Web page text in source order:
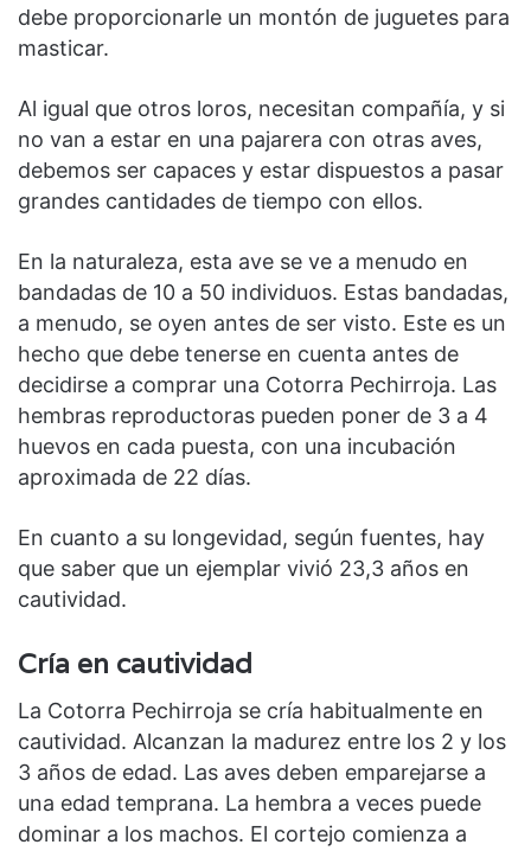
debe proporcionarle un montón de juguetes para
masticar.
Al igual que otros loros, necesitan compañía, y si
no van a estar en una pajarera con otras aves,
debemos ser capaces y estar dispuestos a pasar
grandes cantidades de tiempo con ellos.
En la naturaleza, esta ave se ve a menudo en
bandadas de 10 a 50 individuos. Estas bandadas,
a menudo, se oyen antes de ser visto. Este es un
hecho que debe tenerse en cuenta antes de
decidirse a comprar una Cotorra Pechirroja. Las
hembras reproductoras pueden poner de 3 a 4
huevos en cada puesta, con una incubación
aproximada de 22 días.
En cuanto a su longevidad, según fuentes, hay
que saber que un ejemplar vivió 23,3 años en
cautividad.
Cría en cautividad
La Cotorra Pechirroja se cría habitualmente en
cautividad. Alcanzan la madurez entre los 2 y los
3 años de edad. Las aves deben emparejarse a
una edad temprana. La hembra a veces puede
dominar a los machos. El cortejo comienza a